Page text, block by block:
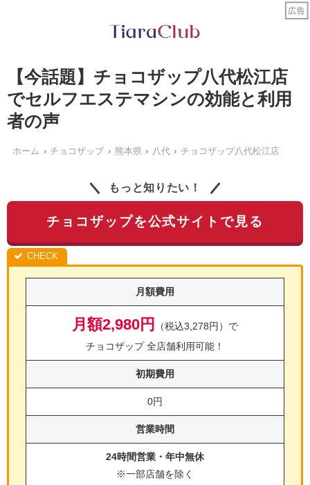
【今話題】チョコザップ八代松江店
でセルフエステマシンの効能と利用
者の声
ホーム チョコザップ 熊本県 八代 チョコザップ八代松江店
もっと知りたい！
チョコザップを公式サイトで見る
月額費用
月額2,980円
（税込3,278円）で
チョコザップ 全店舗利用可能！
初期費用
0円
営業時間
24時間営業・年中無休
※一部店舗を除く